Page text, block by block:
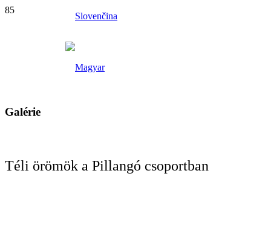
Galérie
Téli örömök a Pillangó csoportban